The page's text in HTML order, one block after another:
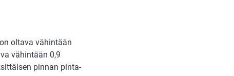
oltava vähintään
vähintään 0,9
pinnan pinta-